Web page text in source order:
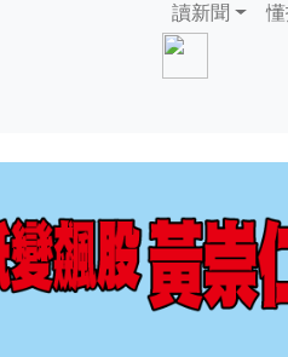
讀新聞